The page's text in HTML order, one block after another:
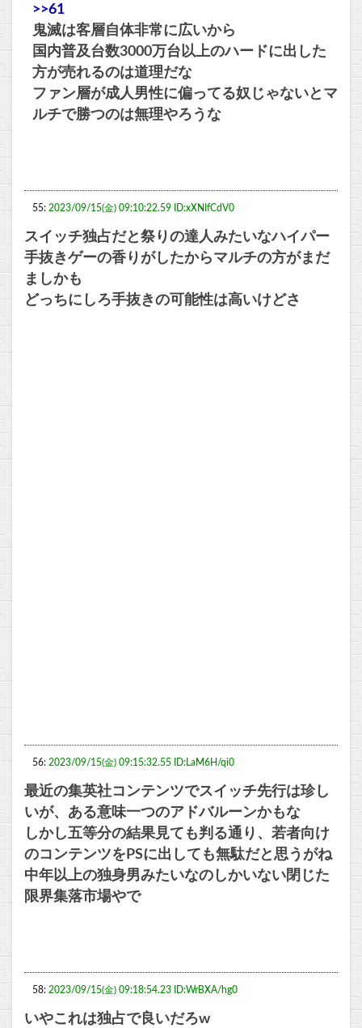
>>61
鬼滅は客層自体非常に広いから
国内普及台数3000万台以上のハードに出した
方が売れるのは道理だな
ファン層が成人男性に偏ってる奴じゃないとマ
ルチで勝つのは無理やろうな
55: 2023/09/15(金) 09:10:22.59 ID:xXNIfCdV0
スイッチ独占だと祭りの達人みたいなハイパー
手抜きゲーの香りがしたからマルチの方がまだ
ましかも
どっちにしろ手抜きの可能性は高いけどさ
56: 2023/09/15(金) 09:15:32.55 ID:LaM6H/qi0
最近の集英社コンテンツでスイッチ先行は珍し
いが、ある意味一つのアドバルーンかもな
しかし五等分の結果見ても判る通り、若者向け
のコンテンツをPSに出しても無駄だと思うがね
中年以上の独身男みたいなのしかいない閉じた
限界集落市場やで
58: 2023/09/15(金) 09:18:54.23 ID:WrBXA/hg0
いやこれは独占で良いだろw